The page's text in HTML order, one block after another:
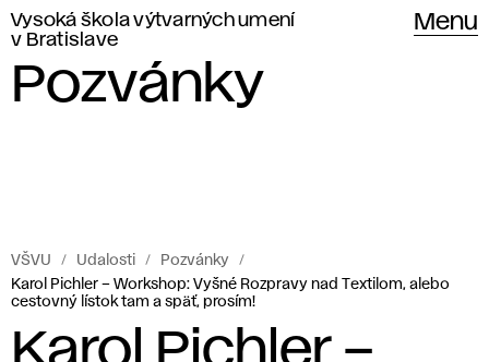
Vysoká škola výtvarných umení
v Bratislave
Menu
Pozvánky
VŠVU Udalosti
Pozvánky
Karol Pichler – Workshop: Vyšné Rozpravy nad Textilom, alebo
cestovný lístok tam a späť, prosím!
Karol Pichler –